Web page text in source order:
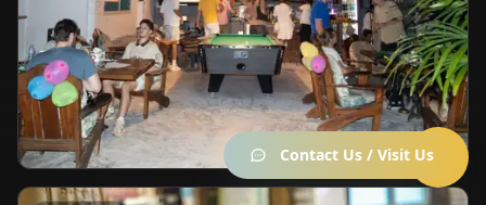
Contact Us / Visit Us